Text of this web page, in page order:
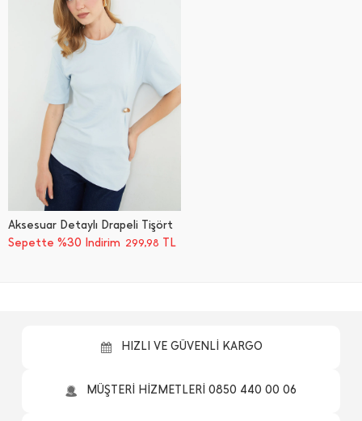
Aksesuar Detaylı Drapeli Tişört
Sepette %30 İndirim 299,98 TL
HIZLI VE GÜVENLİ KARGO
MÜŞTERİ HİZMETLERİ 0850 440 00 06